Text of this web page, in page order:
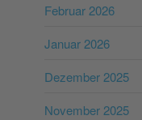
Februar 2026
Januar 2026
Dezember 2025
November 2025